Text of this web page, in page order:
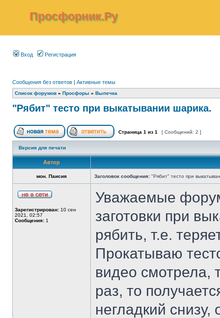
Просфорник.Ру
Вход Регистрация
Сообщения без ответов | Активные темы
Список форумов » Просфоры » Выпечка
"Рябит" тесто при выкатывании шарика.
Страница 1 из 1 [ Сообщений: 2 ]
Версия для печати
Автор
мон. Паисия Заголовок сообщения: "Рябит" тесто при
Зарегистрирован: 10 сен
2021, 02:57
Сообщения: 1
Уважаемые
заготовки при
рябить, т.е.
Прокатываю
видео смотрела,
раз, то
негладкий